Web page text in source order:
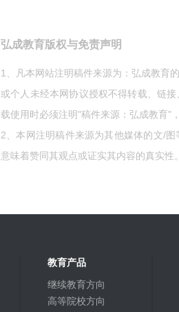
弘成教育版权与免责声明
1、凡本网站注明稿件来源为：弘成教育
或个人未经本网协议授权不得转载、链
载使用时必须注明"稿件来源：弘成教育"
2、本网注明稿件来源为其他媒体的文/
意味着赞同其观点或证实其内容的真实性
教育产品
继续教育方向
高等院校方向